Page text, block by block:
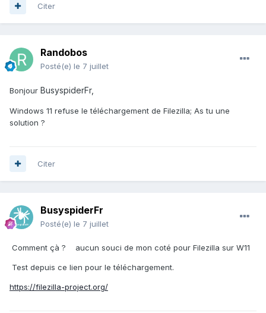
Citer
Randobos
Posté(e) le 7 juillet
Bonjour BusyspiderFr,
Windows 11 refuse le téléchargement de Filezilla; As tu une
solution ?
Citer
BusyspiderFr
Posté(e) le 7 juillet
Comment çà ? aucun souci de mon coté pour Filezilla sur W11
Test depuis ce lien pour le téléchargement.
https://filezilla-project.org/